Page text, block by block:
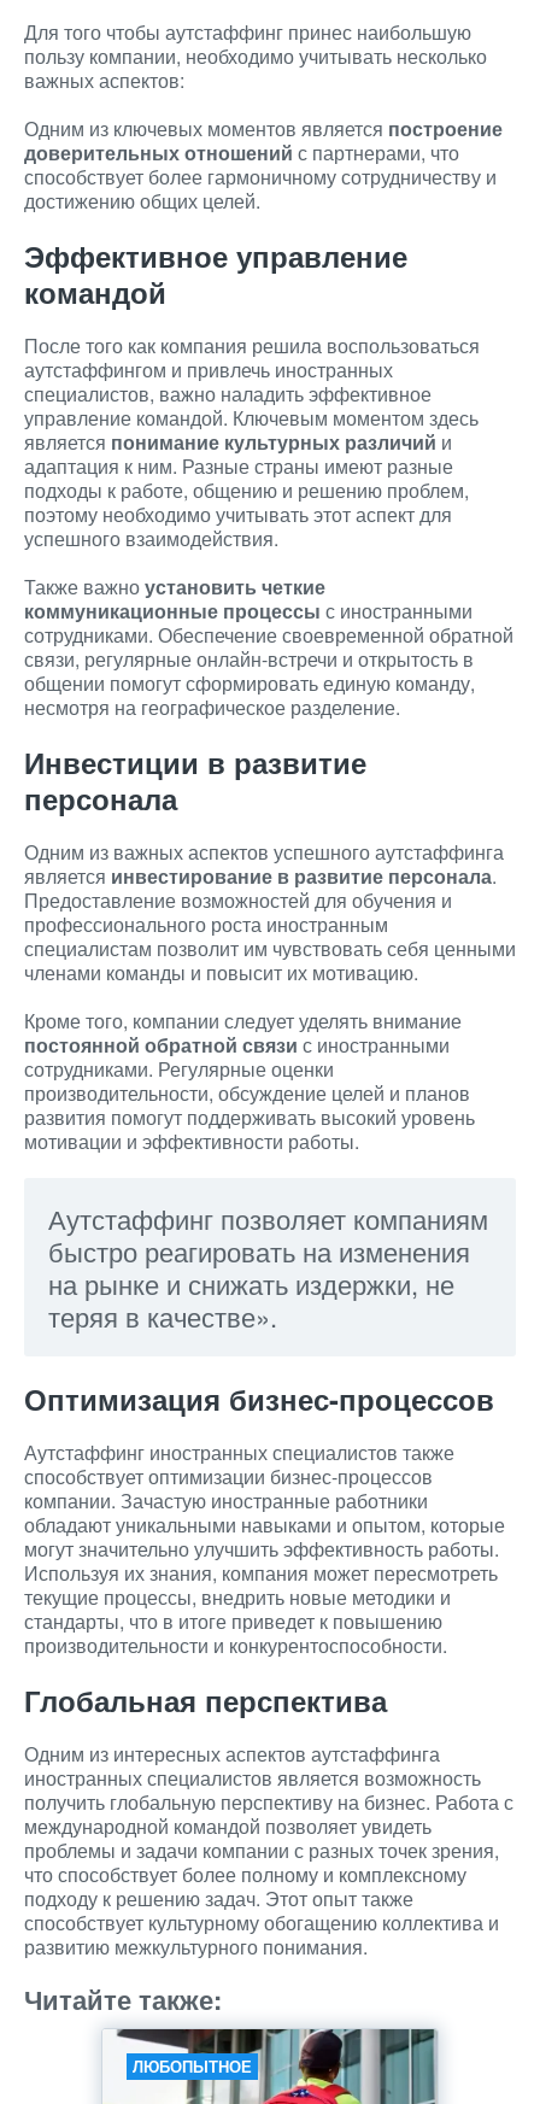
Для того чтобы аутстаффинг принес наибольшую
пользу компании, необходимо учитывать несколько
важных аспектов:
Одним из ключевых моментов является построение
доверительных отношений с партнерами, что
способствует более гармоничному сотрудничеству и
достижению общих целей.
Эффективное управление
командой
После того как компания решила воспользоваться
аутстаффингом и привлечь иностранных
специалистов, важно наладить эффективное
управление командой. Ключевым моментом здесь
является понимание культурных различий и
адаптация к ним. Разные страны имеют разные
подходы к работе, общению и решению проблем,
поэтому необходимо учитывать этот аспект для
успешного взаимодействия.
Также важноустановить четкие
коммуникационные процессы с иностранными
сотрудниками. Обеспечение своевременной обратной
связи, регулярные онлайн-встречи и открытость в
общении помогут сформировать единую команду,
несмотря на географическое разделение.
Инвестиции в развитие
персонала
Одним из важных аспектов успешного аутстаффинга
является инвестирование в развитие персонала.
Предоставление возможностей для обучения и
профессионального роста иностранным
специалистам позволит им чувствовать себя ценными
членами команды и повысит их мотивацию.
Кроме того, компании следует уделять внимание
постоянной обратной связи с иностранными
сотрудниками. Регулярные оценки
производительности, обсуждение целей и планов
развития помогут поддерживать высокий уровень
мотивации и эффективности работы.
Аутстаффинг позволяет компаниям
быстро реагировать на изменения
на рынке и снижать издержки, не
теряя в качестве».
Оптимизация бизнес-процессов
Аутстаффинг иностранных специалистов также
способствует оптимизации бизнес-процессов
компании. Зачастую иностранные работники
обладают уникальными навыками и опытом, которые
могут значительно улучшить эффективность работы.
Используя их знания, компания может пересмотреть
текущие процессы, внедрить новые методики и
стандарты, что в итоге приведет к повышению
производительности и конкурентоспособности.
Глобальная перспектива
Одним из интересных аспектов аутстаффинга
иностранных специалистов является возможность
получить глобальную перспективу на бизнес. Работа с
международной командой позволяет увидеть
проблемы и задачи компании с разных точек зрения,
что способствует более полному и комплексному
подходу к решению задач. Этот опыт также
способствует культурному обогащению коллектива и
развитию межкультурного понимания.
Читайте также:
ЛЮБОПЫТНОЕ